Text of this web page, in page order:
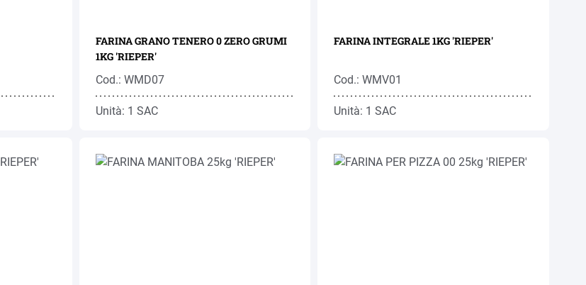
FARINA GRANO TENERO 0 ZERO GRUMI
1KG 'RIEPER'
Cod.: WMD07
Unità: 1 SAC
FARINA INTEGRALE 1KG 'RIEPER'
Cod.: WMV01
Unità: 1 SAC